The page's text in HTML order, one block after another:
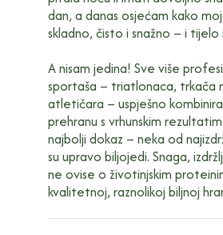
dan, a danas osjećam kako
skladno, čisto i snažno – i tijelo
A nisam jedina! Sve više
sportaša – triatlonaca, trkača
atletičara – uspješno
prehranu s vrhunskim
najbolji dokaz – neka od
su upravo biljojedi. Snaga,
ne ovise o životinjskim
kvalitetnoj, raznolikoj biljnoj